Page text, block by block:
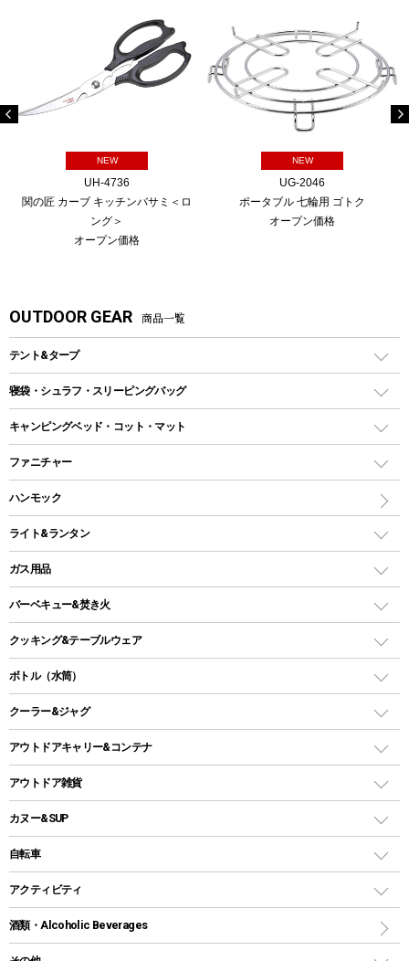
NEW
UH-4736
関の匠 カーブ キッチンバサミ＜ロ
ング＞
オープン価格
NEW
UG-2046
ポータブル 七輪用 ゴトク
オープン価格
OUTDOOR GEAR 商品一覧
テント&タープ
テント
ツールームテント
ワンポールテント
シェルターテント
ロッジ型・オリジナルテント
タープ
スクエアタープ（レクタタープ）
メッシュタープ
自立式タープ
パラソル
テントアクセサリー
ペグ
グランドシート
ガイドロープ
ツール
寝袋・シュラフ・スリーピングバッグ
レクタングラー型（封筒型）シュラフ
インナーシュラフ
キャンピングベッド・コット・マット
キャンピングベッド・コット
インフレータブルマット
ファニチャー
アウトドアテーブル
レジャーシート
ハンモック
ライト&ランタン
LEDランタン
ガスランタン
オイルランタン
LEDライト
ヘッドライト
キャンドル
ガス用品
ガスバーナー
ガス缶
ガストーチ、ライター
バーベキュー&焚き火
バーベキューコンロ、グリル
焚き火台タイプ（ロースタイル）グリル
卓上タイプグリル
パーティータイプグリル
鉄板、アミ
焚き火台&ストーブ
火起こし
バーベキューツール
クッキング&テーブルウェア
ダッチオーブン
ホットサンドメーカー
クッカーセット
シェラカップ
クッキングツール
ナイフ
ボトル（水筒）
ステンレスボトル
コップ付きタイプ
ワンタッチタイプ
プラスチックボトル
ディズニーボトル
クーラー&ジャグ
クーラーボックス
クーラーバッグ
ウォータージャグ
保冷剤
アウトドアキャリー&コンテナ
アウトドアキャリー
アウトドア雑貨
バックパック&バッグ
リュック、バックパック
トートバッグ、サコッシュ
ショッピングキャリー
カヌー&SUP
インフレータブル
カヤック
自転車
折りたたみ自転車
スポーツサイクル
シティサイクル
アクティビティ
マリン
酒類・Alcoholic Beverages